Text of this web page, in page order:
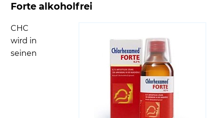
Forte alkoholfrei
CHC
wird in
seinen